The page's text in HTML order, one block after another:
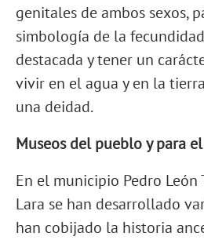
genitales de ambos sexos,
simbología de la
destacada y tener un
vivir en el agua y en la
una deidad.
Museos del pueblo y para
En el municipio Pedro León
Lara se han desarrollado
han cobijado la historia